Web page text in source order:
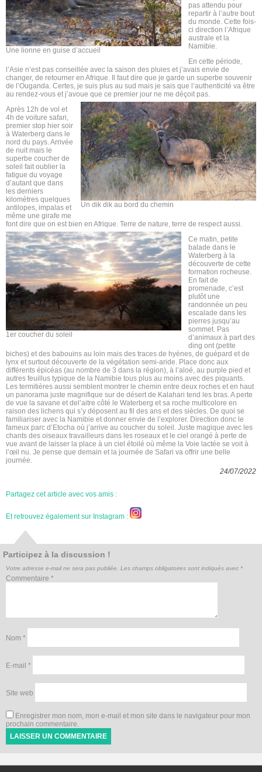
Une lionne en guise d’accueil
pas attendu pour
repartir à l’autre bout
du monde. Cette fois-
ci direction l’Afrique
australe et la
Namibie.
En cette période,
l’Asie n’est pas conseillée avec la saison des pluies et j’avais envie de
changer, de retourner en Afrique. Il faut dire que je garde un superbe souvenir
de l’Ouganda. Certes, je suis plus au sud mais je sais que l’authenticité va être
au rendez-vous et j’avoue que ce premier jour ne me déçoit pas.
Un dik dik au bord du chemin
Après 12h de vol et
4h de voiture safari,
premier stop hier soir
à Waterberg dans le
nord du pays. Arrivée
de nuit mais le
superbe coucher de
soleil fait oublier la
fatigue du voyage
d’autant que dans
les derniers
kilomètres quelques
antilopes, impalas et
même une girafe me
font dire que on est bien en Afrique. Terre de nature, terre de respect aussi.
1er coucher du soleil
Ce matin, petite
balade dans le
Waterberg à la
découverte de cette
formation rocheuse.
En fait de
promenade, c’est
plutôt une
randonnée un peu
escalade dans les
pierres jusqu’au
sommet. Pas
d’animaux à part des
ding ont (petite
biches) et des babouins au loin mais des traces de hyènes, de guépard et de
lynx et surtout découverte de la végétation semi-aride. Place donc aux
différents épicéas (au nombre de 3 dans la région), à l’aloé, au purple pied et
autres feuillus typique de la Namibie tous plus au moins avec des piquants.
Les termitières aussi semblent montrer le chemin entre deux roches et en haut
un panorama juste magnifique sur de désert de Kalahari tend les bras. A perte
de vue la savane et del’aitre côté le Waterberg et sa roche multicolore en
raison des lichens qui s’y déposent au fil des ans et des siècles. De quoi se
familiariser avec la Namibie et donner envie de l’explorer. Direction donc le
fameux parc d’Etocha où j’arrive au coucher du soleil. Juste magique avec les
chants des oiseaux travailleurs dans les roseaux et le ciel orangé à perte de
vue avant de laisser la place à un ciel étoilé où même la Voie lactée se voit à
l’œil nu. Je pense que demain et la journée de Safari va offrir une belle
journée.
24/07/2022
Partagez cet article avec vos amis :
Et retrouvez également sur Instagram :
Participez à la discussion !
Votre adresse e-mail ne sera pas publiée. Les champs obligatoires sont indiqués avec *
Commentaire *
Nom *
E-mail *
Site web
Enregistrer mon nom, mon e-mail et mon site dans le navigateur pour mon
prochain commentaire.